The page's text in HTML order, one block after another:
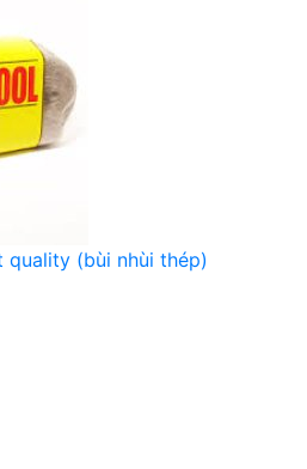
quality (bùi nhùi thép)